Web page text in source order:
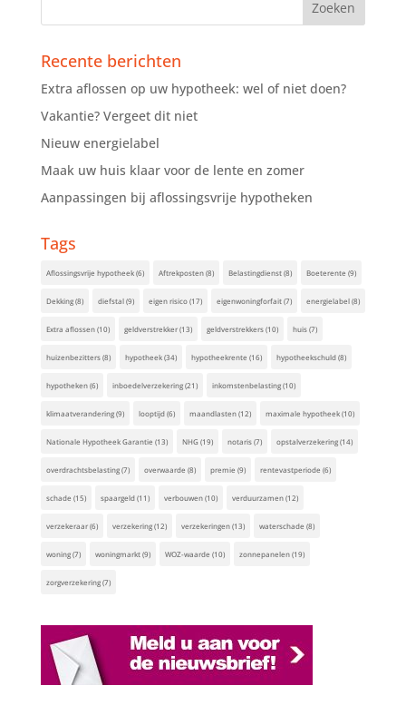
Recente berichten
Extra aflossen op uw hypotheek: wel of niet doen?
Vakantie? Vergeet dit niet
Nieuw energielabel
Maak uw huis klaar voor de lente en zomer
Aanpassingen bij aflossingsvrije hypotheken
Tags
Aflossingsvrije hypotheek(6) Aftrekposten(8) Belastingdienst(8) Boeterente (9)
Dekking(8) diefstal(9) eigen risico(17) eigenwoningforfait(7) energielabel(8)
Extra aflossen(10) geldverstrekker(13) geldverstrekkers(10) huis(7)
huizenbezitters(8) hypotheek(34) hypotheekrente (16) hypotheekschuld(8)
hypotheken(6) inboedelverzekering(21) inkomstenbelasting(10)
klimaatverandering(9) looptijd(6) maandlasten(12) maximale hypotheek(10)
Nationale Hypotheek Garantie (13) NHG(19) notaris(7) opstalverzekering(14)
overdrachtsbelasting(7) overwaarde (8) premie (9) rentevastperiode (6)
schade (15) spaargeld(11) verbouwen(10) verduurzamen(12)
verzekeraar(6) verzekering(12) verzekeringen(13) waterschade (8)
woning(7) woningmarkt(9) WOZ-waarde (10) zonnepanelen(19)
zorgverzekering(7)